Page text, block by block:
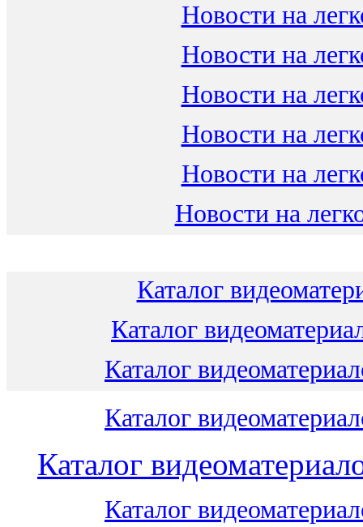
Новости на
Новости на
Новости на
Новости на
Новости на
Новости на
Каталог
Каталог
Каталог
Каталог
Каталог
Каталог